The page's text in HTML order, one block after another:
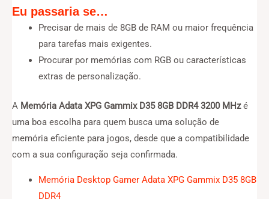
Eu passaria se…
Precisar de mais de 8GB de RAM ou maior frequência
para tarefas mais exigentes.
Procurar por memórias com RGB ou características
extras de personalização.
A Memória Adata XPG Gammix D35 8GB DDR4 3200 MHzé
uma boa escolha para quem busca uma solução de
memória eficiente para jogos, desde que a compatibilidade
com a sua configuração seja confirmada.
Memória Desktop Gamer Adata XPG Gammix D35 8GB
DDR4